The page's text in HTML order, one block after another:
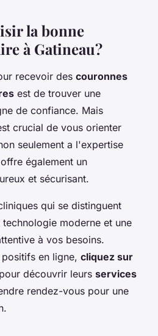
la bonne
à Gatineau?
recevoir des couronnes
est de trouver une
de confiance. Mais
crucial de vous orienter
seulement a l'expertise
également un
et sécurisant.
qui se distinguent
moderne et une
à vos besoins.
en ligne, cliquez sur
découvrir leurs services
rendez-vous pour une